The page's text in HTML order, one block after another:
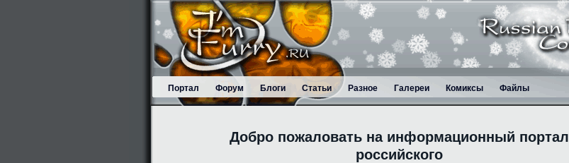
Портал Форум Блоги Статьи Разное Галереи Комиксы Файлы
Добро пожаловать на информационный портал
российского